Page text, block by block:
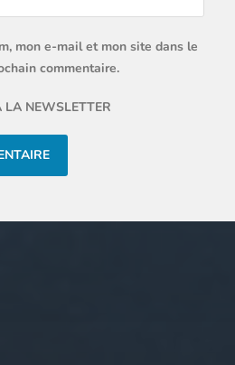
mon e-mail et mon site dans le
commentaire.
NEWSLETTER